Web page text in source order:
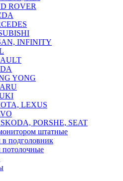
ROVER
INFINITY
YONG
LEXUS
PORSHE, SEAT
штатные
подголовник